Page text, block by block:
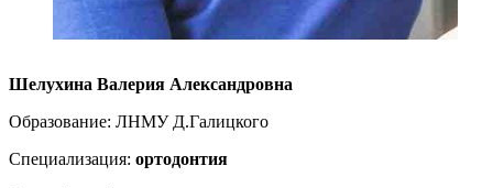
Шелухина Валерия Александровна
Образование: ЛНМУ Д.Галицкого
Специализация: ортодонтия